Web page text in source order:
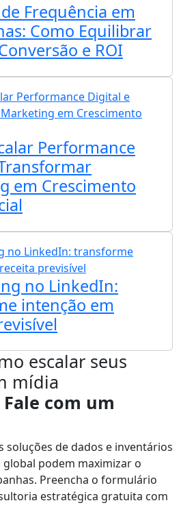
Frequência em
Como Equilibrar
e ROI
Performance
em Crescimento
no LinkedIn:
intenção em
escalar seus
mídia
Fale com um
soluções de dados e inventários
podem maximizar o
Preencha o formulário
estratégica gratuita com